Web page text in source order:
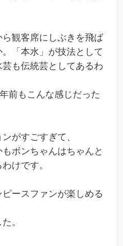
観客席にしぶきを飛ば
「本水」が技法として
も伝統芸としてあるわ
前もこんな感じだった
がすごすぎて、
ボンちゃんはちゃんと
けです。
ースファンが楽しめる
。